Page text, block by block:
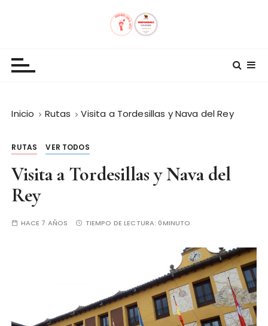
Inicio Rutas Visita a Tordesillas y Nava del Rey
RUTAS VER TODOS
Visita a Tordesillas y Nava del
Rey
HACE 7 AÑOS TIEMPO DE LECTURA: 0MINUTO